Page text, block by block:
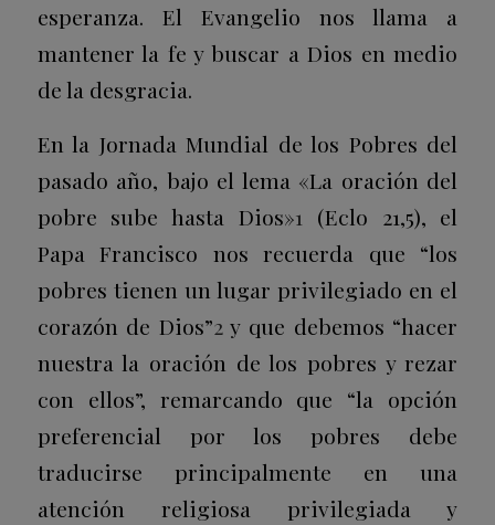
esperanza. El Evangelio nos llama a
mantener la fe y buscar a Dios en medio
de la desgracia.
En la Jornada Mundial de los Pobres del
pasado año, bajo el lema «La oración del
pobre sube hasta Dios»1 (Eclo 21,5), el
Papa Francisco nos recuerda que “los
pobres tienen un lugar privilegiado en el
corazón de Dios”2y que debemos “hacer
nuestra la oración de los pobres y rezar
con ellos”, remarcando que “la opción
preferencial por los pobres debe
traducirse principalmente en una
atención religiosa privilegiada y